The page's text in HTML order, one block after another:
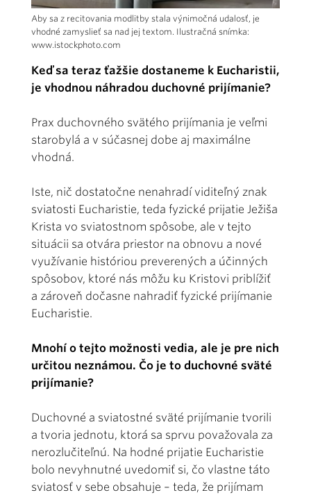
Aby sa z recitovania modlitby stala výnimočná udalosť, je
vhodné zamyslieť sa nad jej textom. Ilustračná snímka:
www.istockphoto.com
Keď sa teraz ťažšie dostaneme k Eucharistii,
je vhodnou náhradou duchovné prijímanie?
Prax duchovného svätého prijímania je veľmi
starobylá a v súčasnej dobe aj maximálne
vhodná.
Iste, nič dostatočne nenahradí viditeľný znak
sviatosti Eucharistie, teda fyzické prijatie Ježiša
Krista vo sviatostnom spôsobe, ale v tejto
situácii sa otvára priestor na obnovu a nové
využívanie históriou preverených a účinných
spôsobov, ktoré nás môžu ku Kristovi priblížiť
a zároveň dočasne nahradiť fyzické prijímanie
Eucharistie.
Mnohí o tejto možnosti vedia, ale je pre nich
určitou neznámou. Čo je to duchovné sväté
prijímanie?
Duchovné a sviatostné sväté prijímanie tvorili
a tvoria jednotu, ktorá sa sprvu považovala za
nerozlučiteľnú. Na hodné prijatie Eucharistie
bolo nevyhnutné uvedomiť si, čo vlastne táto
sviatosť v sebe obsahuje – teda, že prijímam